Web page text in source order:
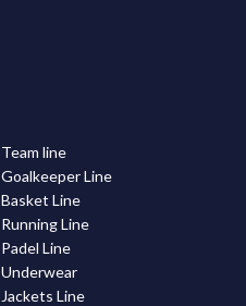
Team line
Goalkeeper Line
Basket Line
Running Line
Padel Line
Underwear
Jackets Line